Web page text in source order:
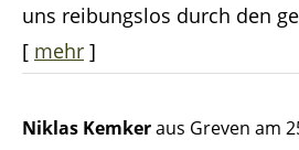
uns reibungslos durch den
[ mehr ]
Niklas Kemkeraus Greven am